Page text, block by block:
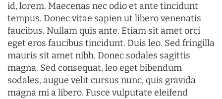
id, lorem. Maecenas nec odio et ante tincidunt
tempus. Donec vitae sapien ut libero venenatis
faucibus. Nullam quis ante. Etiam sit amet orci
eget eros faucibus tincidunt. Duis leo. Sed fringilla
mauris sit amet nibh. Donec sodales sagittis
magna. Sed consequat, leo eget bibendum
sodales, augue velit cursus nunc, quis gravida
magna mi a libero. Fusce vulputate eleifend